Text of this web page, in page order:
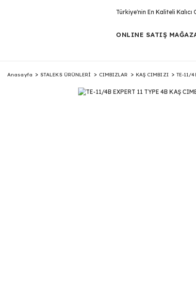
Türkiye'nin En Kaliteli
ONLINE SATIŞ
Anasayfa STALEKS ÜRÜNLERİ CIMBIZLAR KAŞ CIMBIZI TE-11/